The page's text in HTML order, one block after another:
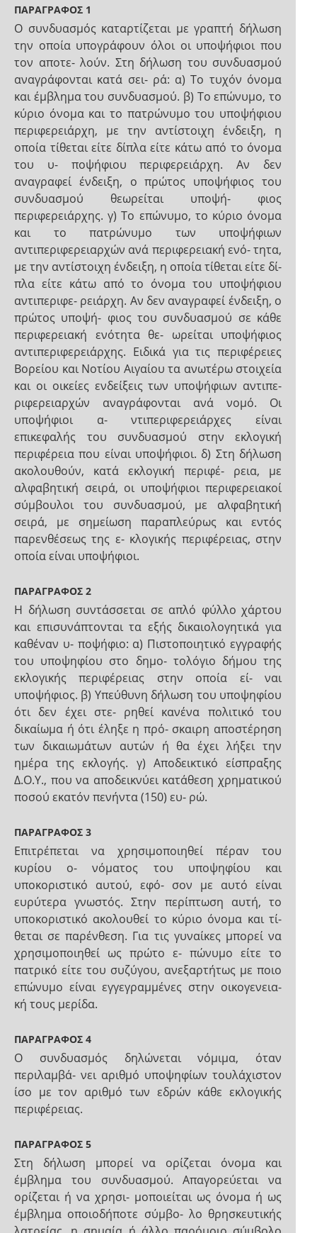
ΠΑΡΑΓΡΑΦΟΣ 1
Ο συνδυασμός καταρτίζεται με γραπτή δήλωση
την οποία υπογράφουν όλοι οι υποψήφιοι που
τον αποτε- λούν. Στη δήλωση του συνδυασμού
αναγράφονται κατά σει- ρά: α) Το τυχόν όνομα
και έμβλημα του συνδυασμού. β) Το επώνυμο, το
κύριο όνομα και το πατρώνυμο του υποψήφιου
περιφερειάρχη, με την αντίστοιχη ένδειξη, η
οποία τίθεται είτε δίπλα είτε κάτω από το όνομα
του υ- ποψήφιου περιφερειάρχη. Αν δεν
αναγραφεί ένδειξη, ο πρώτος υποψήφιος του
συνδυασμού θεωρείται υποψή- φιος
περιφερειάρχης. γ) Το επώνυμο, το κύριο όνομα
και το πατρώνυμο των υποψήφιων
αντιπεριφερειαρχών ανά περιφερειακή ενό- τητα,
με την αντίστοιχη ένδειξη, η οποία τίθεται είτε δί-
πλα είτε κάτω από το όνομα του υποψήφιου
αντιπεριφε- ρειάρχη. Αν δεν αναγραφεί ένδειξη, ο
πρώτος υποψή- φιος του συνδυασμού σε κάθε
περιφερειακή ενότητα θε- ωρείται υποψήφιος
αντιπεριφερειάρχης. Ειδικά για τις περιφέρειες
Βορείου και Νοτίου Αιγαίου τα ανωτέρω στοιχεία
και οι οικείες ενδείξεις των υποψήφιων αντιπε-
ριφερειαρχών αναγράφονται ανά νομό. Οι
υποψήφιοι α- ντιπεριφερειάρχες είναι
επικεφαλής του συνδυασμού στην εκλογική
περιφέρεια που είναι υποψήφιοι. δ) Στη δήλωση
ακολουθούν, κατά εκλογική περιφέ- ρεια, με
αλφαβητική σειρά, οι υποψήφιοι περιφερειακοί
σύμβουλοι του συνδυασμού, με αλφαβητική
σειρά, με σημείωση παραπλεύρως και εντός
παρενθέσεως της ε- κλογικής περιφέρειας, στην
οποία είναι υποψήφιοι.
ΠΑΡΑΓΡΑΦΟΣ 2
Η δήλωση συντάσσεται σε απλό φύλλο χάρτου
και επισυνάπτονται τα εξής δικαιολογητικά για
καθέναν υ- ποψήφιο: α) Πιστοποιητικό εγγραφής
του υποψηφίου στο δημο- τολόγιο δήμου της
εκλογικής περιφέρειας στην οποία εί- ναι
υποψήφιος. β) Υπεύθυνη δήλωση του υποψηφίου
ότι δεν έχει στε- ρηθεί κανένα πολιτικό του
δικαίωμα ή ότι έληξε η πρό- σκαιρη αποστέρηση
των δικαιωμάτων αυτών ή θα έχει λήξει την
ημέρα της εκλογής. γ) Αποδεικτικό είσπραξης
Δ.Ο.Υ., που να αποδεικνύει κατάθεση χρηματικού
ποσού εκατόν πενήντα (150) ευ- ρώ.
ΠΑΡΑΓΡΑΦΟΣ 3
Επιτρέπεται να χρησιμοποιηθεί πέραν του
κυρίου ο- νόματος του υποψηφίου και
υποκοριστικό αυτού, εφό- σον με αυτό είναι
ευρύτερα γνωστός. Στην περίπτωση αυτή, το
υποκοριστικό ακολουθεί το κύριο όνομα και τί-
θεται σε παρένθεση. Για τις γυναίκες μπορεί να
χρησιμοποιηθεί ως πρώτο ε- πώνυμο είτε το
πατρικό είτε του συζύγου, ανεξαρτήτως με ποιο
επώνυμο είναι εγγεγραμμένες στην οικογενεια-
κή τους μερίδα.
ΠΑΡΑΓΡΑΦΟΣ 4
Ο συνδυασμός δηλώνεται νόμιμα, όταν
περιλαμβά- νει αριθμό υποψηφίων τουλάχιστον
ίσο με τον αριθμό των εδρών κάθε εκλογικής
περιφέρειας.
ΠΑΡΑΓΡΑΦΟΣ 5
Στη δήλωση μπορεί να ορίζεται όνομα και
έμβλημα του συνδυασμού. Απαγορεύεται να
ορίζεται ή να χρησι- μοποιείται ως όνομα ή ως
έμβλημα οποιοδήποτε σύμβο- λο θρησκευτικής